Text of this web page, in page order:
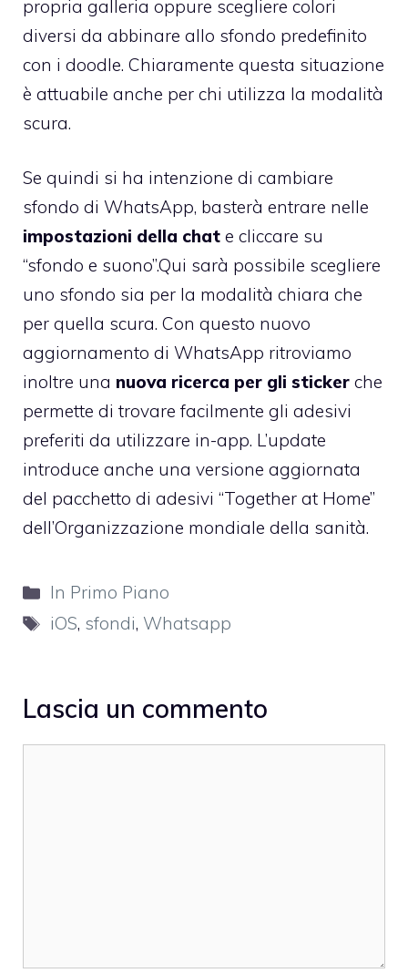
propria galleria oppure scegliere colori
diversi da abbinare allo sfondo predefinito
con i doodle. Chiaramente questa situazione
è attuabile anche per chi utilizza la modalità
scura.
Se quindi si ha intenzione di cambiare
sfondo di WhatsApp, basterà entrare nelle
impostazioni della chat e cliccare su
“sfondo e suono”.Qui sarà possibile scegliere
uno sfondo sia per la modalità chiara che
per quella scura. Con questo nuovo
aggiornamento di WhatsApp ritroviamo
inoltre una nuova ricerca per gli sticker che
permette di trovare facilmente gli adesivi
preferiti da utilizzare in-app. L’update
introduce anche una versione aggiornata
del pacchetto di adesivi “Together at Home”
dell’Organizzazione mondiale della sanità.
Categorie
In Primo Piano
Tag
iOS, sfondi, Whatsapp
Lascia un commento